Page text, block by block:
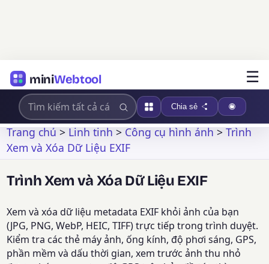
miniWebtool ☰
Chia sẻ
Trang chủ>Linh tinh>Công cụ hình ảnh>Trình
Xem và Xóa Dữ Liệu EXIF
Trình Xem và Xóa Dữ Liệu EXIF
Xem và xóa dữ liệu metadata EXIF khỏi ảnh của bạn
(JPG, PNG, WebP, HEIC, TIFF) trực tiếp trong trình duyệt.
Kiểm tra các thẻ máy ảnh, ống kính, độ phơi sáng, GPS,
phần mềm và dấu thời gian, xem trước ảnh thu nhỏ